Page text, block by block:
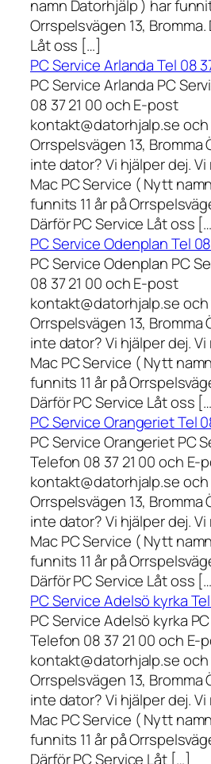
namn Datorhjälp ) har
Orrspelsvägen 13,
Låt oss […]
PC Service Arlanda Tel 08
PC Service Arlanda PC
08 37 21 00 och E-post
kontakt@datorhjalp.se och
Orrspelsvägen 13,
inte dator? Vi hjälper dej.
Mac PC Service ( Nytt
funnits 11 år på
Därför PC Service Låt oss
PC Service Odenplan Tel
PC Service Odenplan PC
08 37 21 00 och E-post
kontakt@datorhjalp.se och
Orrspelsvägen 13,
inte dator? Vi hjälper dej.
Mac PC Service ( Nytt
funnits 11 år på
Därför PC Service Låt oss
PC Service Orangeriet Tel
PC Service Orangeriet PC
Telefon 08 37 21 00 och E-
kontakt@datorhjalp.se och
Orrspelsvägen 13,
inte dator? Vi hjälper dej.
Mac PC Service ( Nytt
funnits 11 år på
Därför PC Service Låt oss
PC Service Adelsö kyrka
PC Service Adelsö kyrka
Telefon 08 37 21 00 och E-
kontakt@datorhjalp.se och
Orrspelsvägen 13,
inte dator? Vi hjälper dej.
Mac PC Service ( Nytt
funnits 11 år på
Därför PC Service Låt […]